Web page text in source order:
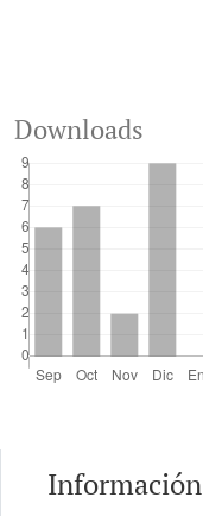
Downloads
Información